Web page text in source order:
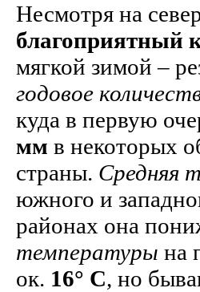
Несмотря на
благоприятный
мягкой зимой –
годовое
куда в первую
мм в некоторых
страны. Средняя
южного и
районах она
температуры на
ок. 16° С, но